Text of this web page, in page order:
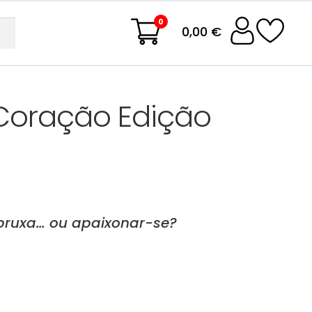
0
0,00 €
Edição
ou apaixonar-se?